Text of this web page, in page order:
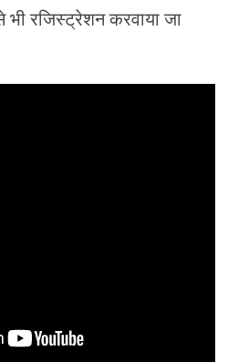
भी रजिस्ट्रेशन करवाया जा